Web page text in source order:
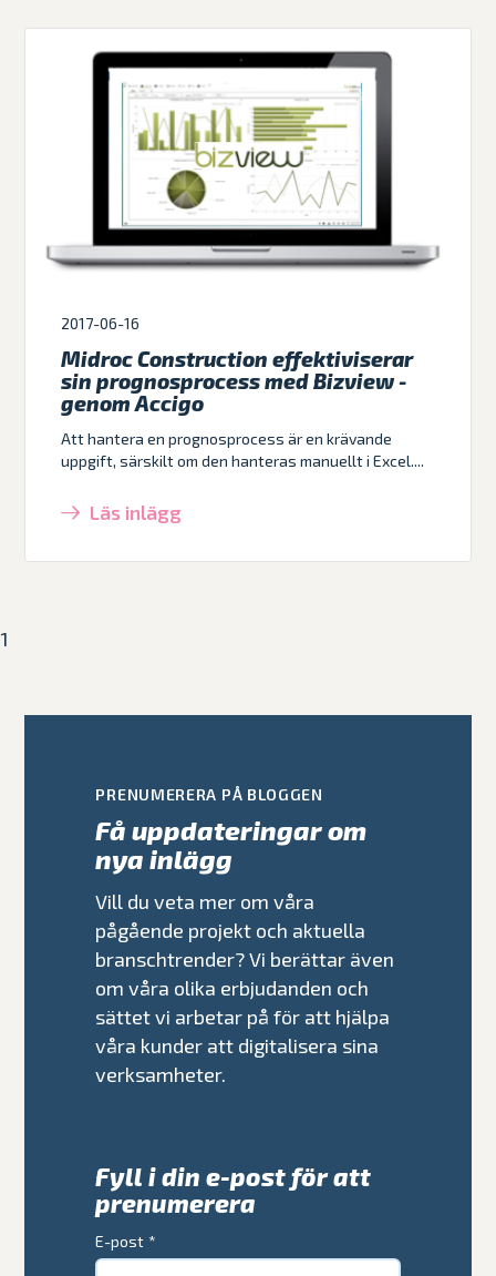
2017-06-16
Midroc Construction effektiviserar
sin prognosprocess med Bizview -
genom Accigo
Att hantera en prognosprocess är en krävande
uppgift, särskilt om den hanteras manuellt i Excel....
Läs inlägg
1
PRENUMERERA PÅ BLOGGEN
Få uppdateringar om
nya inlägg
Vill du veta mer om våra
pågående projekt och aktuella
branschtrender? Vi berättar även
om våra olika erbjudanden och
sättet vi arbetar på för att hjälpa
våra kunder att digitalisera sina
verksamheter.
Fyll i din e-post för att
prenumerera
E-post *